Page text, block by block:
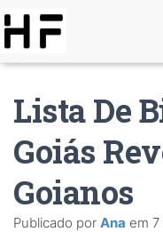
Lista De
Goiás
Goianos
Publicado por Ana em 7